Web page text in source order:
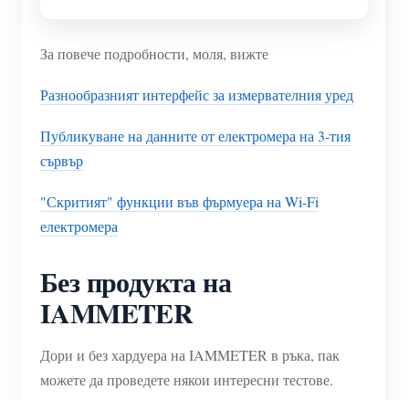
За повече подробности, моля, вижте
Разнообразният интерфейс за измервателния уред
Публикуване на данните от електромера на 3-тия
сървър
"Скритият" функции във фърмуера на Wi-Fi
електромера
Без продукта на
IAMMETER
Дори и без хардуера на IAMMETER в ръка, пак
можете да проведете някои интересни тестове.